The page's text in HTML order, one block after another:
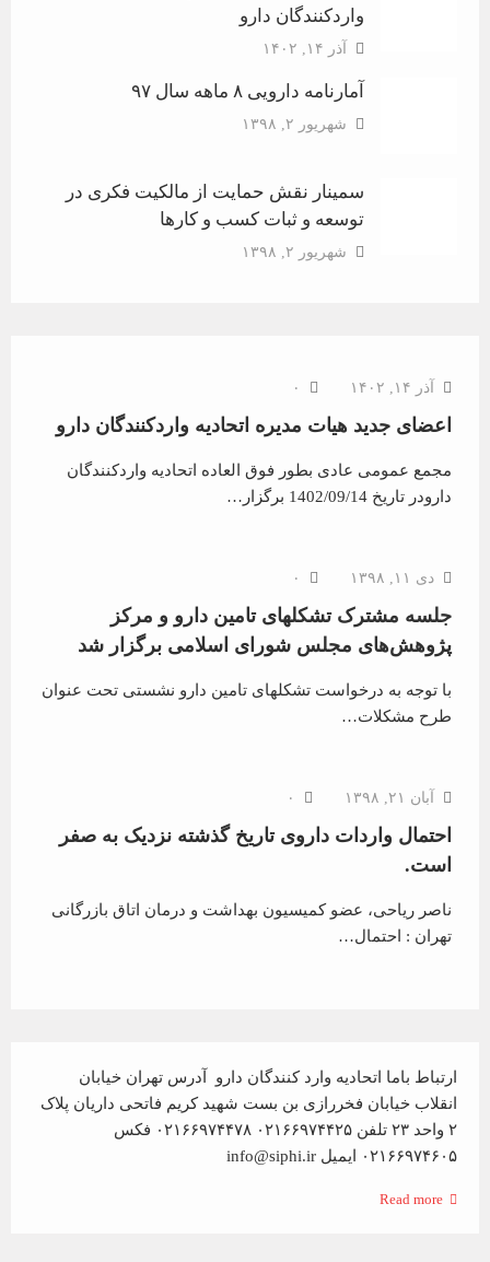
واردکنندگان دارو
آذر ۱۴, ۱۴۰۲
آمارنامه دارویی ۸ ماهه سال ۹۷
شهریور ۲, ۱۳۹۸
سمینار نقش حمایت از مالکیت فکری در
توسعه و ثبات کسب و کارها
شهریور ۲, ۱۳۹۸
آذر ۱۴, ۱۴۰۲ ۰
اعضای جدید هیات مدیره اتحادیه واردکنندگان دارو
مجمع عمومی عادی بطور فوق العاده اتحادیه واردکنندگان
دارودر تاریخ 1402/09/14 برگزار…
دی ۱۱, ۱۳۹۸ ۰
جلسه مشترک تشکلهای تامین دارو و مرکز
پژوهش‌های مجلس شورای اسلامی برگزار شد
با توجه به درخواست تشکلهای تامین دارو نشستی تحت عنوان
طرح مشکلات…
آبان ۲۱, ۱۳۹۸ ۰
احتمال واردات داروی تاریخ گذشته نزدیک به صفر
است.
ناصر ریاحی، عضو کمیسیون بهداشت و درمان اتاق بازرگانی
تهران : احتمال…
ارتباط باما اتحادیه وارد کنندگان دارو آدرس تهران خیابان
انقلاب خیابان فخررازی بن بست شهید کریم فاتحی داریان پلاک
۲ واحد ۲۳ تلفن ۰۲۱۶۶۹۷۴۴۲۵ ۰۲۱۶۶۹۷۴۴۷۸ فکس
۰۲۱۶۶۹۷۴۶۰۵ ایمیل info@siphi.ir
Read more